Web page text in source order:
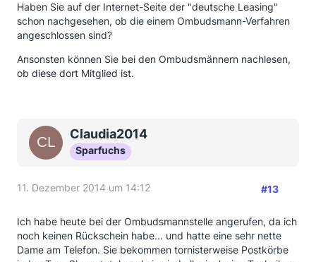
Haben Sie auf der Internet-Seite der "deutsche Leasing"
schon nachgesehen, ob die einem Ombudsmann-Verfahren
angeschlossen sind?
Ansonsten können Sie bei den Ombudsmännern nachlesen,
ob diese dort Mitglied ist.
Claudia2014
Sparfuchs
11. Dezember 2014 um 14:12 #13
Ich habe heute bei der Ombudsmannstelle angerufen, da ich
noch keinen Rückschein habe... und hatte eine sehr nette
Dame am Telefon. Sie bekommen tornisterweise Postkörbe